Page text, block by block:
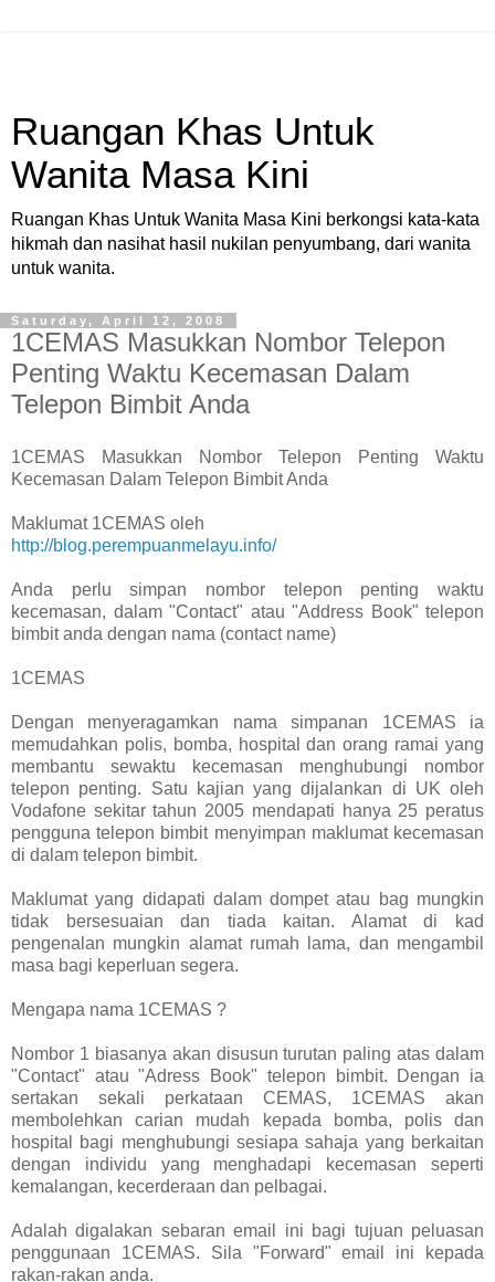
Ruangan Khas Untuk
Wanita Masa Kini
Ruangan Khas Untuk Wanita Masa Kini berkongsi kata-kata
hikmah dan nasihat hasil nukilan penyumbang, dari wanita
untuk wanita.
Saturday, April 12, 2008
1CEMAS Masukkan Nombor Telepon
Penting Waktu Kecemasan Dalam
Telepon Bimbit Anda
1CEMAS Masukkan Nombor Telepon Penting Waktu
Kecemasan Dalam Telepon Bimbit Anda
Maklumat 1CEMAS oleh
http://blog.perempuanmelayu.info/
Anda perlu simpan nombor telepon penting waktu
kecemasan, dalam "Contact" atau "Address Book" telepon
bimbit anda dengan nama (contact name)
1CEMAS
Dengan menyeragamkan nama simpanan 1CEMAS ia
memudahkan polis, bomba, hospital dan orang ramai yang
membantu sewaktu kecemasan menghubungi nombor
telepon penting. Satu kajian yang dijalankan di UK oleh
Vodafone sekitar tahun 2005 mendapati hanya 25 peratus
pengguna telepon bimbit menyimpan maklumat kecemasan
di dalam telepon bimbit.
Maklumat yang didapati dalam dompet atau bag mungkin
tidak bersesuaian dan tiada kaitan. Alamat di kad
pengenalan mungkin alamat rumah lama, dan mengambil
masa bagi keperluan segera.
Mengapa nama 1CEMAS ?
Nombor 1 biasanya akan disusun turutan paling atas dalam
"Contact" atau "Adress Book" telepon bimbit. Dengan ia
sertakan sekali perkataan CEMAS, 1CEMAS akan
membolehkan carian mudah kepada bomba, polis dan
hospital bagi menghubungi sesiapa sahaja yang berkaitan
dengan individu yang menghadapi kecemasan seperti
kemalangan, kecerderaan dan pelbagai.
Adalah digalakan sebaran email ini bagi tujuan peluasan
penggunaan 1CEMAS. Sila "Forward" email ini kepada
rakan-rakan anda.